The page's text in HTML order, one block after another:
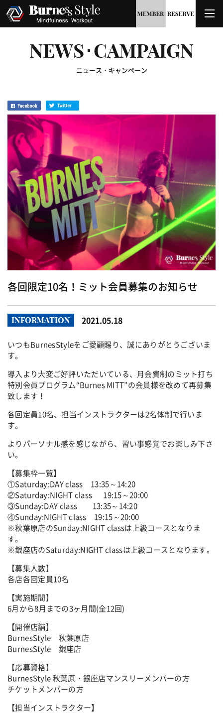
NEWS･CAMPAIGN
ニュース・キャンペーン
各回限定10名！ミット会員募集のお知らせ
INFORMATION 2021.05.18
いつもBurnesStyleをご愛顧賜り、誠にありがとうございま
す。
導入より大変ご好評いただいている、月会費制のミット打ち
特別会員プログラム“Burnes MITT”の会員様を改めて再募集
致します！
各回定員10名、担当インストラクターは2名体制で行いま
す。
よりパーソナル感を感じながら、習い事感覚でお楽しみ下さ
い。
【募集枠一覧】
①Saturday:DAY class 13:35～14:20
②Saturday:NIGHT class 19:15～20:00
③Sunday:DAY class 13:35～14:20
④Sunday:NIGHT class 19:15～20:00
※秋葉原店のSunday:NIGHT classは上級コースとなりま
す。
※銀座店のSaturday:NIGHT classは上級コースとなります。
【募集人数】
各店各回定員10名
【実施期間】
6月から8月までの3ヶ月間(全12回)
【開催店舗】
BurnesStyle 秋葉原店
BurnesStyle 銀座店
【応募資格】
BurnesStyle 秋葉原・銀座店マンスリーメンバーの方
チケットメンバーの方
【担当インストラクター】